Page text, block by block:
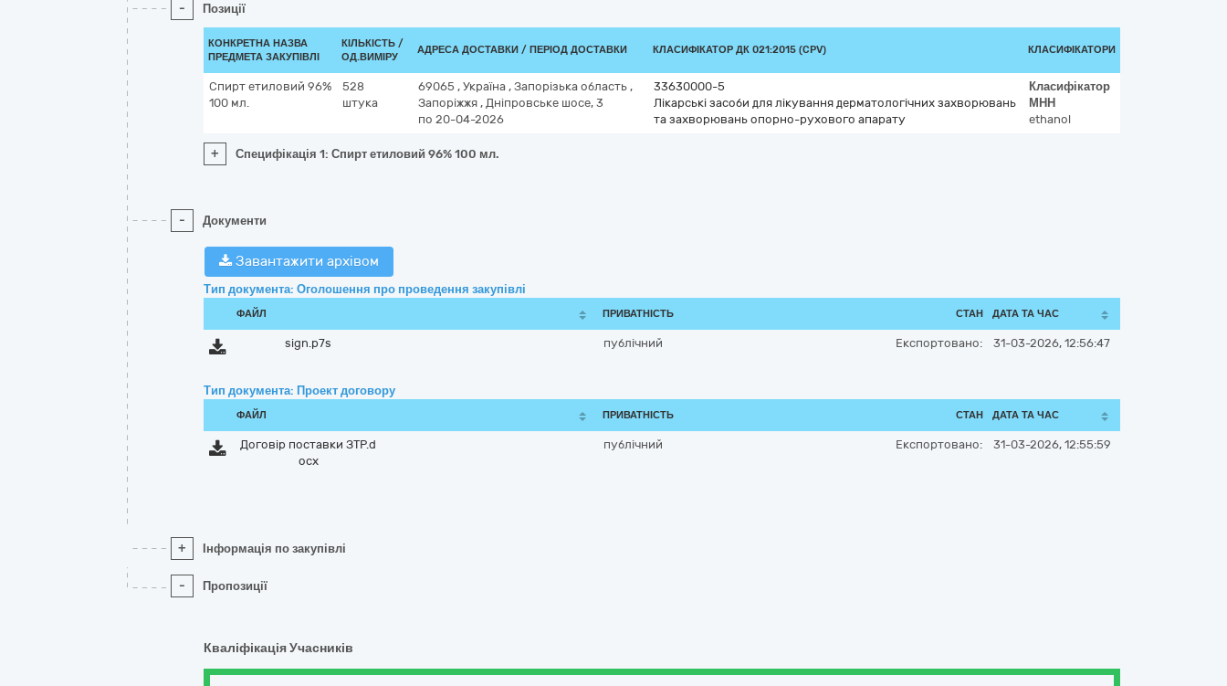
- Позиції
КОНКРЕТНА НАЗВА
ПРЕДМЕТА ЗАКУПІВЛІ
КІЛЬКІСТЬ /
ОД.ВИМІРУ
АДРЕСА ДОСТАВКИ / ПЕРІОД ДОСТАВКИ КЛАСИФІКАТОР ДК 021:2015 (CPV) КЛАСИФІКАТОРИ
Спирт етиловий 96%
100 мл.
528
штука
69065 , Україна , Запорізька область ,
Запоріжжя , Дніпровське шосе, 3
по 20-04-2026
33630000-5
Лікарські засоби для лікування дерматологічних захворювань
та захворювань опорно-рухового апарату
Класифікатор
МНН
ethanol
+ Специфікація 1: Спирт етиловий 96% 100 мл.
- Документи
Завантажити архівом
Тип документа: Оголошення про проведення закупівлі
ФАЙЛ ПРИВАТНІСТЬ СТАН ДАТА ТА ЧАС
sign.p7s публічний Експортовано: 31-03-2026, 12:56:47
Тип документа: Проект договору
ФАЙЛ ПРИВАТНІСТЬ СТАН ДАТА ТА ЧАС
Договір поставки ЗТР.d
ocx
публічний Експортовано: 31-03-2026, 12:55:59
+ Інформація по закупівлі
- Пропозиції
Кваліфікація Учасників